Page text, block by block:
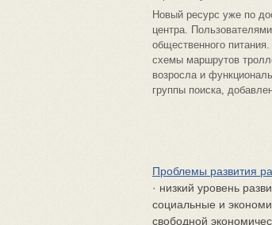
Новый ресурс уже по
центра.
общественного
схемы маршрутов
возросла и
группы поиска,
Проблемы развития
· низкий уровень
социальные и
свободной